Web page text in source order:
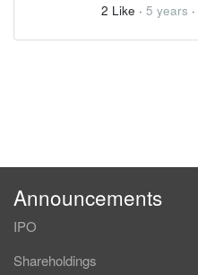
2 Like · 5 years ·
Announcements
IPO
Shareholdings